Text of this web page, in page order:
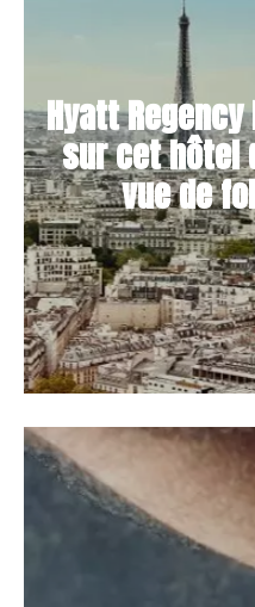
Hyatt
sur cet hôtel
vue de